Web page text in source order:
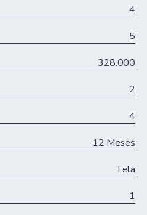
4
5
328.000
2
4
12 Meses
Tela
1